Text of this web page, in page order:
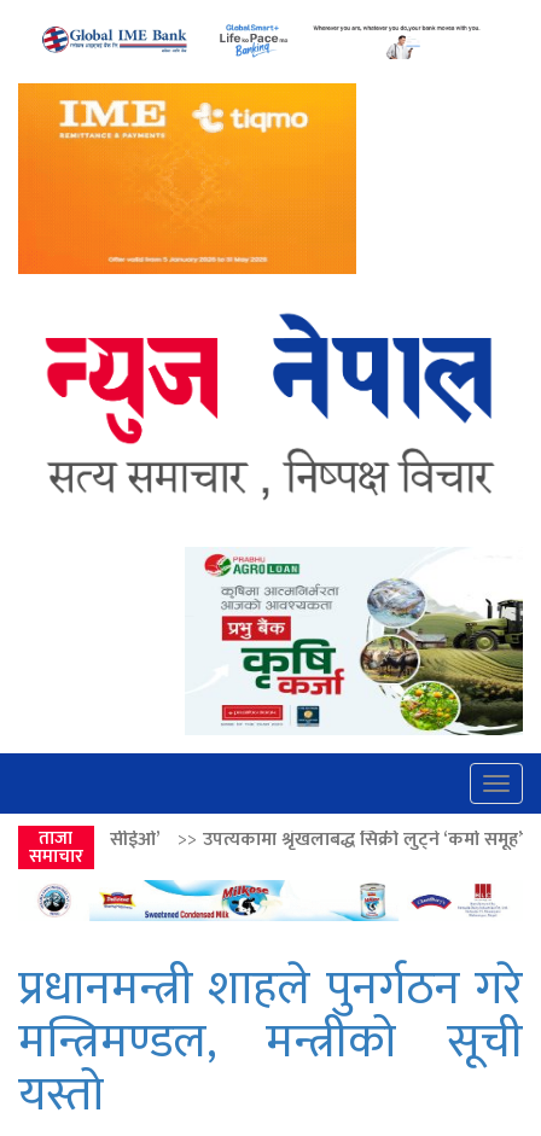
ताजा
समाचार
उपत्यकामा श्रृंखलाबद्ध सिक्री लुट्ने ‘कर्मा समूह’का नाइकेसहित पाँच पक्राउ
प्रधानमन्त्री शाहले पुनर्गठन गरे
मन्त्रिमण्डल, मन्त्रीको सूची
यस्तो